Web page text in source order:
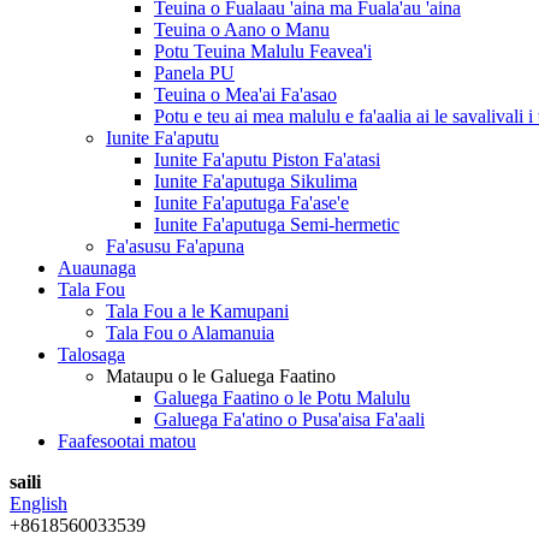
Teuina o Fualaau 'aina ma Fuala'au 'aina
Teuina o Aano o Manu
Potu Teuina Malulu Feavea'i
Panela PU
Teuina o Mea'ai Fa'asao
Potu e teu ai mea malulu e fa'aalia ai le savalivali i
Iunite Fa'aputu
Iunite Fa'aputu Piston Fa'atasi
Iunite Fa'aputuga Sikulima
Iunite Fa'aputuga Fa'ase'e
Iunite Fa'aputuga Semi-hermetic
Fa'asusu Fa'apuna
Auaunaga
Tala Fou
Tala Fou a le Kamupani
Tala Fou o Alamanuia
Talosaga
Mataupu o le Galuega Faatino
Galuega Faatino o le Potu Malulu
Galuega Fa'atino o Pusa'aisa Fa'aali
Faafesootai matou
saili
English
+8618560033539